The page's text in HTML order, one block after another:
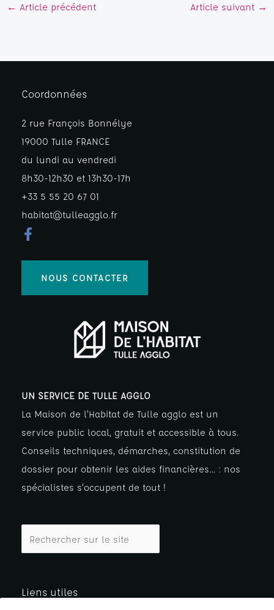
← Article précédent Article suivant →
Coordonnées
2 rue François Bonnélye
19000 Tulle FRANCE
du lundi au vendredi
8h30-12h30 et 13h30-17h
+33 5 55 20 67 01
habitat@tulleagglo.fr
NOUS CONTACTER
UN SERVICE DE TULLE AGGLO
La Maison de l’Habitat de Tulle agglo est un
service public local, gratuit et accessible à tous.
Conseils techniques, démarches, constitution de
dossier pour obtenir les aides financières… : nos
spécialistes s’occupent de tout !
Liens utiles